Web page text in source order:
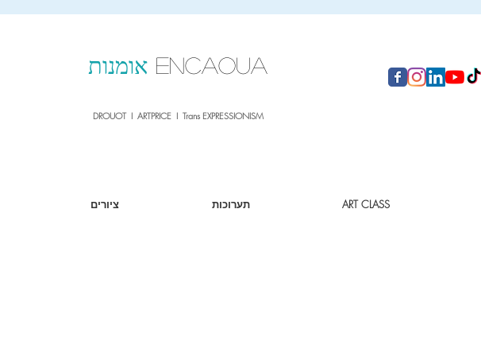
אומנות ENCAOUA
DROUOT I ARTPRICE I Trans EXPRESSIONISM
ציורים תערוכות ART CLASS